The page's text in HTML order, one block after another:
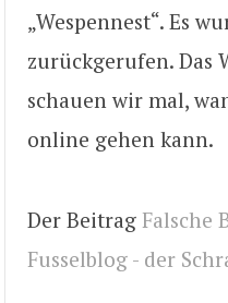
„Wespennest“. Es
zurückgerufen. Das
schauen wir mal,
online gehen kann.
Der Beitrag Falsche
Fusselblog - der